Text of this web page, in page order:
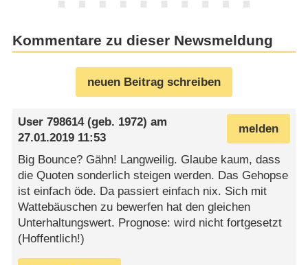
Kommentare zu dieser Newsmeldung
neuen Beitrag schreiben
melden
User 798614(geb. 1972) am
27.01.2019 11:53
Big Bounce? Gähn! Langweilig. Glaube kaum, dass
die Quoten sonderlich steigen werden. Das Gehopse
ist einfach öde. Da passiert einfach nix. Sich mit
Wattebäuschen zu bewerfen hat den gleichen
Unterhaltungswert. Prognose: wird nicht fortgesetzt
(Hoffentlich!)